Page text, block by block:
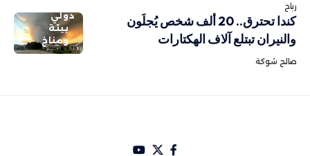
رباح
دولي
بيئة
ومناخ
كندا تحترق.. 20 ألف شخص يُجلَون
والنيران تبتلع آلاف الهكتارات
صالح شوكة